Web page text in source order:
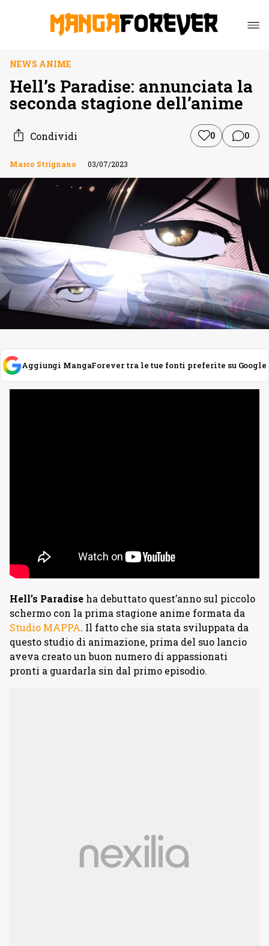
NEWS ANIME
Hell’s Paradise: annunciata la
seconda stagione dell’anime
Condividi 0 0
Marco Strignano 03/07/2023
Aggiungi MangaForever tra le tue fonti preferite su Google
Hell’s Paradise ha debuttato quest’anno sul piccolo
schermo con la prima stagione anime formata da
Studio MAPPA. Il fatto che sia stata sviluppata da
questo studio di animazione, prima del suo lancio
aveva creato un buon numero di appassionati
pronti a guardarla sin dal primo episodio.